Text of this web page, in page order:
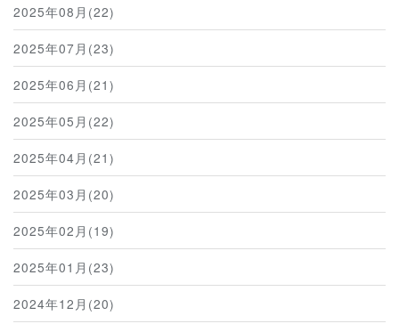
2025年08月(22)
2025年07月(23)
2025年06月(21)
2025年05月(22)
2025年04月(21)
2025年03月(20)
2025年02月(19)
2025年01月(23)
2024年12月(20)